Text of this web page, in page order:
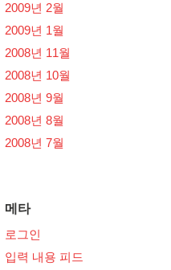
2009년 2월
2009년 1월
2008년 11월
2008년 10월
2008년 9월
2008년 8월
2008년 7월
메타
로그인
입력 내용 피드